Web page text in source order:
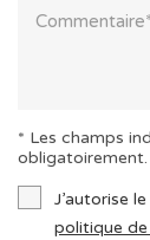
* Les champs
obligatoirement.
J’autorise
politique